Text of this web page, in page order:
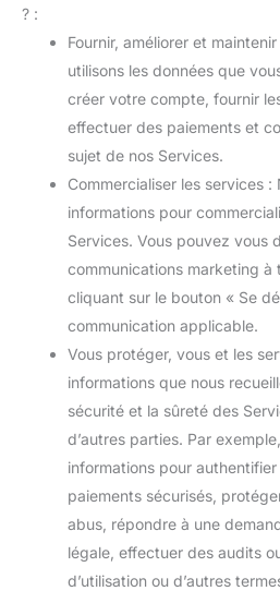
? :
Fournir, améliorer et
utilisons les données que
créer votre compte, fournir
effectuer des paiements et
sujet de nos Services.
Commercialiser les services
informations pour
Services. Vous pouvez vous
communications marketing à
cliquant sur le bouton « Se
communication applicable.
Vous protéger, vous et les
informations que nous
sécurité et la sûreté des
d’autres parties. Par
informations pour
paiements sécurisés,
abus, répondre à une
légale, effectuer des audits
d’utilisation ou d’autres